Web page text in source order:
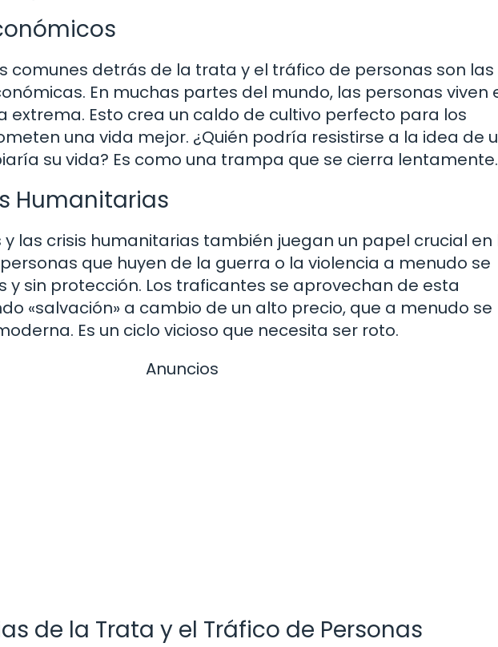
comunes detrás de la trata y el tráfico de personas son las
En muchas partes del mundo, las personas viven
extrema. Esto crea un caldo de cultivo perfecto para los
una vida mejor. ¿Quién podría resistirse a la idea de
su vida? Es como una trampa que se cierra lentamente.
Humanitarias
las crisis humanitarias también juegan un papel crucial en
que huyen de la guerra o la violencia a menudo se
y sin protección. Los traficantes se aprovechan de esta
«salvación» a cambio de un alto precio, que a menudo se
Es un ciclo vicioso que necesita ser roto.
Anuncios
de la Trata y el Tráfico de Personas